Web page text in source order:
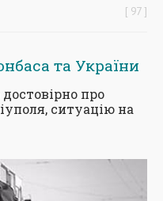
97
та України
про
ситуацію на